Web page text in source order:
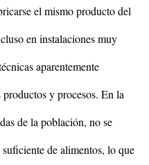
el mismo producto del
en instalaciones muy
aparentemente
y procesos. En la
de la población, no se
de alimentos, lo que